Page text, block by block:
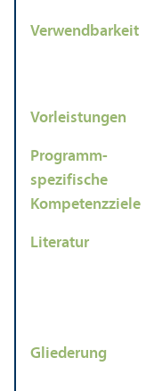
Verwendbarkeit
Vorleistungen
Programm­
spezifische
Kompetenzziele
Literatur
Gliederung